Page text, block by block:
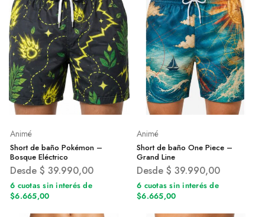
Animé
Short de baño Pokémon –
Bosque Eléctrico
Desde $ 39.990,00
6 cuotas sin interés de
$6.665,00
Animé
Short de baño One Piece –
Grand Line
Desde $ 39.990,00
6 cuotas sin interés de
$6.665,00